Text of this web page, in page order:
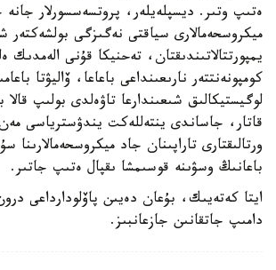
ەتىپ وتىر. ديسپلەيلەر، پروتسەسسورلار جانە
ميكروسحەمالارى سياقتى نەگىزگى بولشەكتەر
يمپورتتالاتىندىقتان، تەحنيكا قۇنى الەمدىك
كومپونەنتتەر نارىعىنداعى باعاعا، ۆاليۋتا
لوگيستيكالىق شىعىندارعا تاۋەلدى بولىپ
قاتار، جاساندى ينتەللەكت يندۋسترياسى
ورتالىقتارى تاراپىنان جاد ميكروسحەمالارىنا
باعانىڭ وسۋىنە قوسىمشا ىقپال ەتىپ جاتىر.
ايتا كەتەيىك، بۇعان دەيىن پاۆلودارداعى
دامىپ جاتقانىن جازعانبىز.